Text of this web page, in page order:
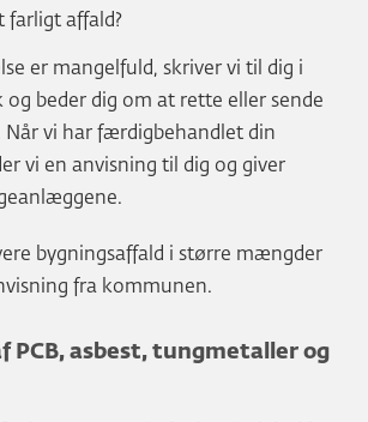
farligt affald?
er mangelfuld, skriver vi til dig i
og beder dig om at rette eller sende
Når vi har færdigbehandlet din
vi en anvisning til dig og giver
bygningsaffald i større mængder
fra kommunen.
PCB, asbest, tungmetaller og